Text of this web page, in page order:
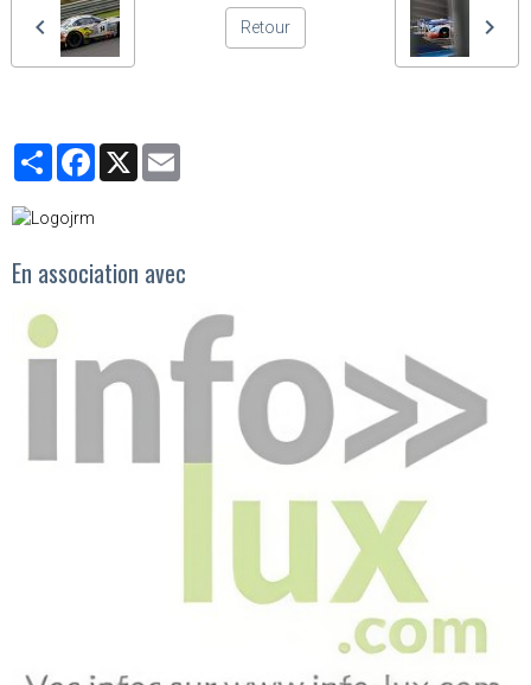
Retour
PartagerFacebook
X
En association avec